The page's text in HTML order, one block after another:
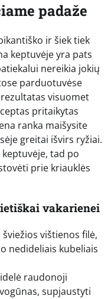
padaže
ir šiek tiek
keptuvėje yra pats
nereikia jokių
parduotuvėse
visuomet
pritaikytas
ranka maišysite
greitai išvirs ryžiai.
tad po
prie kriauklės
vakarienei
vištienos filė,
nedideliais kubeliais
raudonoji
supjaustyti